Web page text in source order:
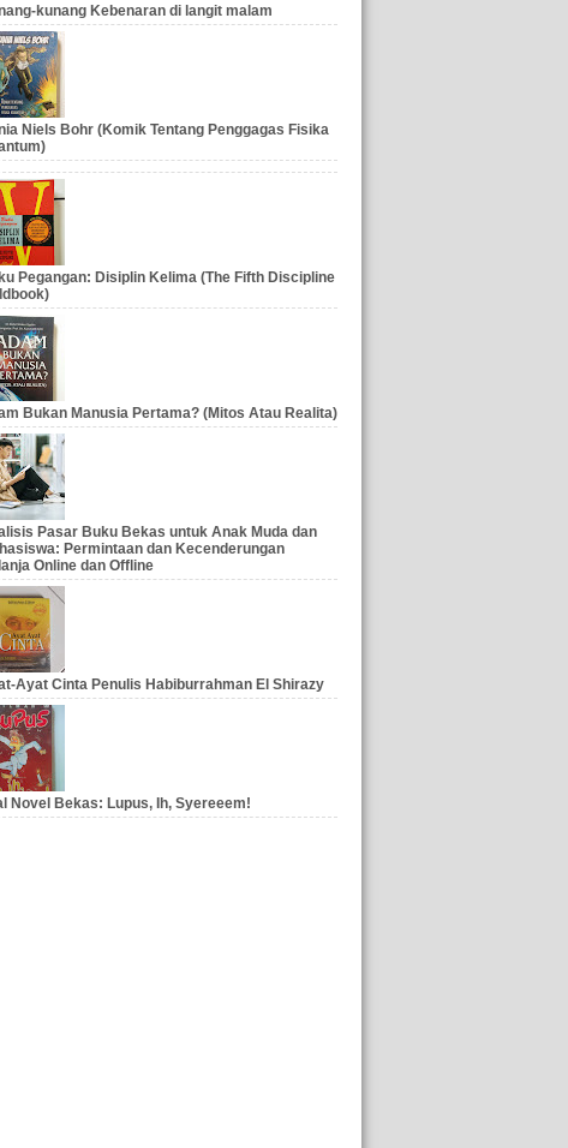
kunang Kebenaran di langit malam
Niels Bohr (Komik Tentang Penggagas Fisika
Pegangan: Disiplin Kelima (The Fifth Discipline
Bukan Manusia Pertama? (Mitos Atau Realita)
Pasar Buku Bekas untuk Anak Muda dan
Permintaan dan Kecenderungan
Online dan Offline
Ayat Cinta Penulis Habiburrahman El Shirazy
Novel Bekas: Lupus, Ih, Syereeem!